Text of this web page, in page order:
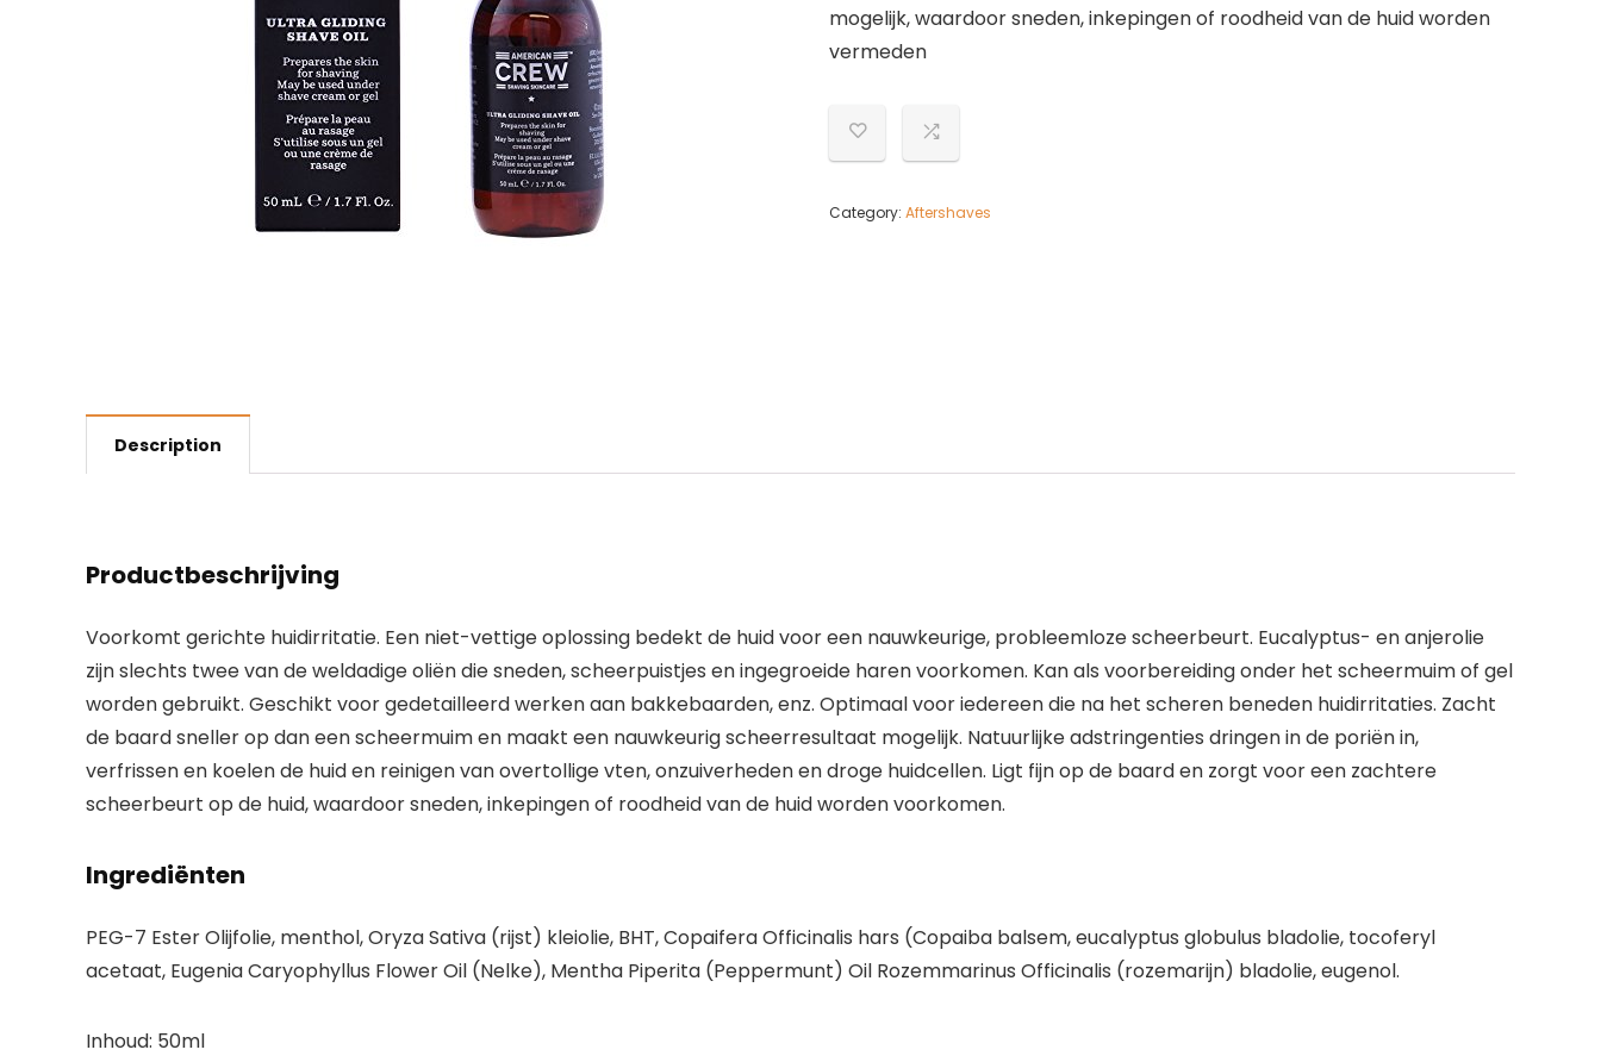
mogelijk, waardoor sneden, inkepingen of roodheid van de huid worden
vermeden
Category: Aftershaves
Description
Productbeschrijving
Voorkomt gerichte huidirritatie. Een niet-vettige oplossing bedekt de huid voor een nauwkeurige, probleemloze scheerbeurt. Eucalyptus- en anjerolie
zijn slechts twee van de weldadige oliën die sneden, scheerpuistjes en ingegroeide haren voorkomen. Kan als voorbereiding onder het scheermuim of gel
worden gebruikt. Geschikt voor gedetailleerd werken aan bakkebaarden, enz. Optimaal voor iedereen die na het scheren beneden huidirritaties. Zacht
de baard sneller op dan een scheermuim en maakt een nauwkeurig scheerresultaat mogelijk. Natuurlijke adstringenties dringen in de poriën in,
verfrissen en koelen de huid en reinigen van overtollige vten, onzuiverheden en droge huidcellen. Ligt fijn op de baard en zorgt voor een zachtere
scheerbeurt op de huid, waardoor sneden, inkepingen of roodheid van de huid worden voorkomen.
Ingrediënten
PEG-7 Ester Olijfolie, menthol, Oryza Sativa (rijst) kleiolie, BHT, Copaifera Officinalis hars (Copaiba balsem, eucalyptus globulus bladolie, tocoferyl
acetaat, Eugenia Caryophyllus Flower Oil (Nelke), Mentha Piperita (Peppermunt) Oil Rozemmarinus Officinalis (rozemarijn) bladolie, eugenol.
Inhoud: 50ml